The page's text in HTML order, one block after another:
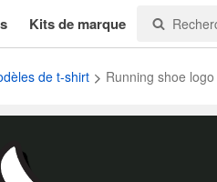
Kits de marque
de t-shirt Running shoe logo